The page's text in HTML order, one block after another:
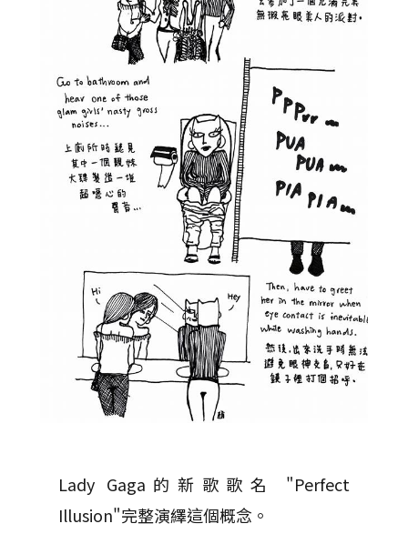
Lady Gaga的新歌歌名 "Perfect
Illusion"完整演繹這個概念。